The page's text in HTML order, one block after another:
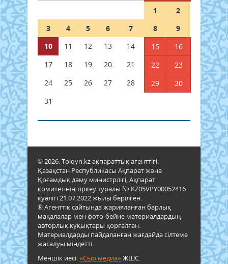
1
2
3
4 5 6 7 8
9
10
11 12 13 14 15
16
17
18 19 20 21 22
23
24
25 26 27 28 29
30
31
© 2026. Tolqyn.kz ақпараттық агенттігі.
Қазақстан Республикасы Ақпарат және
Қоғамдық даму министрлігі, Ақпарат
комитетінің тіркеу туралы № KZ05VPY00052416
куәлігі 21.07.2022 жылы берілген.
® Агенттік сайтында жарияланған барлық
мақалалар мен фото-бейне материалдардың
авторлық құқықтары қорғалған.
Материалдарды пайдаланған жағдайда сілтеме
жасалуы міндетті.
Меншік иесі:«Сыр медиа»ЖШС.